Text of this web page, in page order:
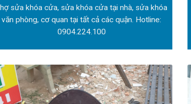
sửa khóa cửa, sửa khóa cửa tại nhà, sửa khóa
văn phòng, cơ quan tại tất cả các quận. Hotline:
0904.224.100